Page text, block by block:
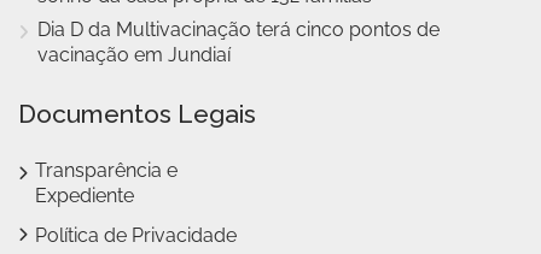
Dia D da Multivacinação terá cinco pontos de
vacinação em Jundiaí
Documentos Legais
Transparência e
Expediente
Política de Privacidade